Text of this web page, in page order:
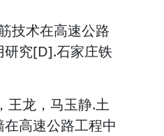
技术在高速公路
研究[D].石家庄铁
王龙，马玉静.土
高速公路工程中